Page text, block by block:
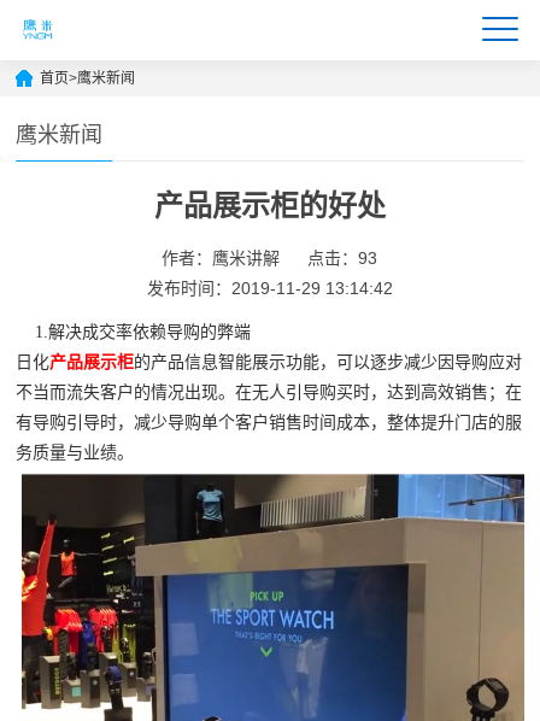
首页>鹰米新闻
鹰米新闻
产品展示柜的好处
作者：鹰米讲解
点击：93
发布时间：2019-11-29 13:14:42
1.解决成交率依赖导购的弊端
日化产品展示柜的产品信息智能展示功能，可以逐步减少因导购应对
不当而流失客户的情况出现。在无人引导购买时，达到高效销售；在
有导购引导时，减少导购单个客户销售时间成本，整体提升门店的服
务质量与业绩。